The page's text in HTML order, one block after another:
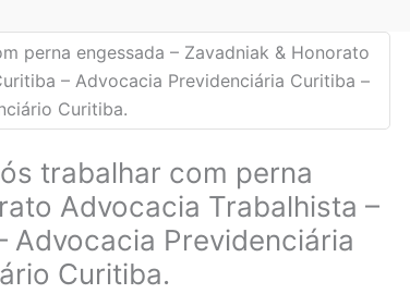
trabalhar com perna
Advocacia Trabalhista –
Advocacia Previdenciária
Curitiba.